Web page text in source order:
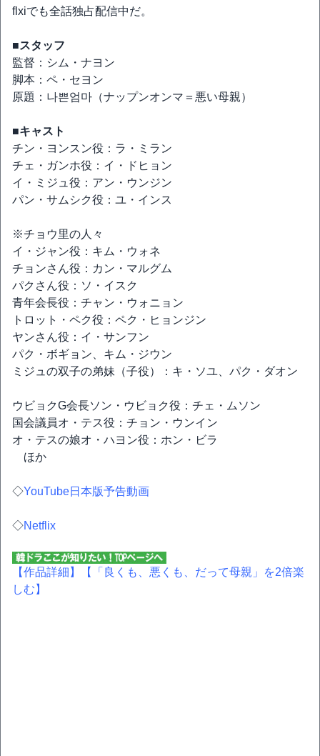
flxiでも全話独占配信中だ。
■スタッフ
監督：シム・ナヨン
脚本：ペ・セヨン
原題：나쁜엄마（ナップンオンマ＝悪い母親）
■キャスト
チン・ヨンスン役：ラ・ミラン
チェ・ガンホ役：イ・ドヒョン
イ・ミジュ役：アン・ウンジン
パン・サムシク役：ユ・インス
※チョウ里の人々
イ・ジャン役：キム・ウォネ
チョンさん役：カン・マルグム
パクさん役：ソ・イスク
青年会長役：チャン・ウォニョン
トロット・ペク役：ペク・ヒョンジン
ヤンさん役：イ・サンフン
パク・ボギョン、キム・ジウン
ミジュの双子の弟妹（子役）：キ・ソユ、パク・ダオン
ウビョクG会長ソン・ウビョク役：チェ・ムソン
国会議員オ・テス役：チョン・ウンイン
オ・テスの娘オ・ハヨン役：ホン・ビラ
ほか
◇YouTube日本版予告動画
◇Netflix
【作品詳細】
【「良くも、悪くも、だって母親」を2倍楽
しむ】